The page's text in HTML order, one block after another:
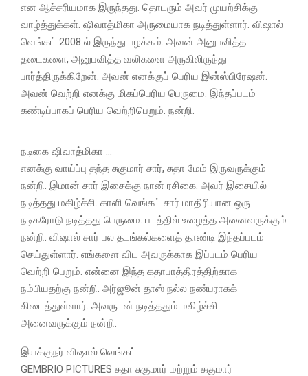
என ஆச்சரியமாக இருந்தது. தொடரும் அவர் முயற்சிக்கு
வாழ்த்துக்கள். ஷிவாத்மிகா அருமையாக நடித்துள்ளார். விஷால்
வெங்கட் 2008 ல் இருந்து பழக்கம். அவன் அனுபவித்த
தடைகளை, அனுபவித்த வலிகளை அருகிலிருந்து
பார்த்திருக்கிறேன். அவன் எனக்குப் பெரிய இன்ஸ்பிரேஷன்.
அவன் வெற்றி எனக்கு மிகப்பெரிய பெருமை. இந்தப்படம்
கண்டிப்பாகப் பெரிய வெற்றிபெறும். நன்றி.
நடிகை ஷிவாத்மிகா …
எனக்கு வாய்ப்பு தந்த சுகுமார் சார், சுதா மேம் இருவருக்கும்
நன்றி. இமான் சார் இசைக்கு நான் ரசிகை. அவர் இசையில்
நடித்தது மகிழ்ச்சி. காளி வெங்கட் சார் மாதிரியான ஒரு
நடிகரோடு நடித்தது பெருமை. படத்தில் உழைத்த அனைவருக்கும்
நன்றி. விஷால் சார் பல தடங்கல்களைத் தாண்டி இந்தப்படம்
செய்துள்ளார். எங்களை விட அவருக்காக இப்படம் பெரிய
வெற்றி பெறும். என்னை இந்த கதாபாத்திரத்திற்காக
நம்பியதற்கு நன்றி. அர்ஜூன் தாஸ் நல்ல நண்பராகக்
கிடைத்துள்ளார். அவருடன் நடித்ததும் மகிழ்ச்சி.
அனைவருக்கும் நன்றி.
இயக்குநர் விஷால் வெங்கட் …
GEMBRIO PICTURES சுதா சுகுமார் மற்றும் சுகுமார்